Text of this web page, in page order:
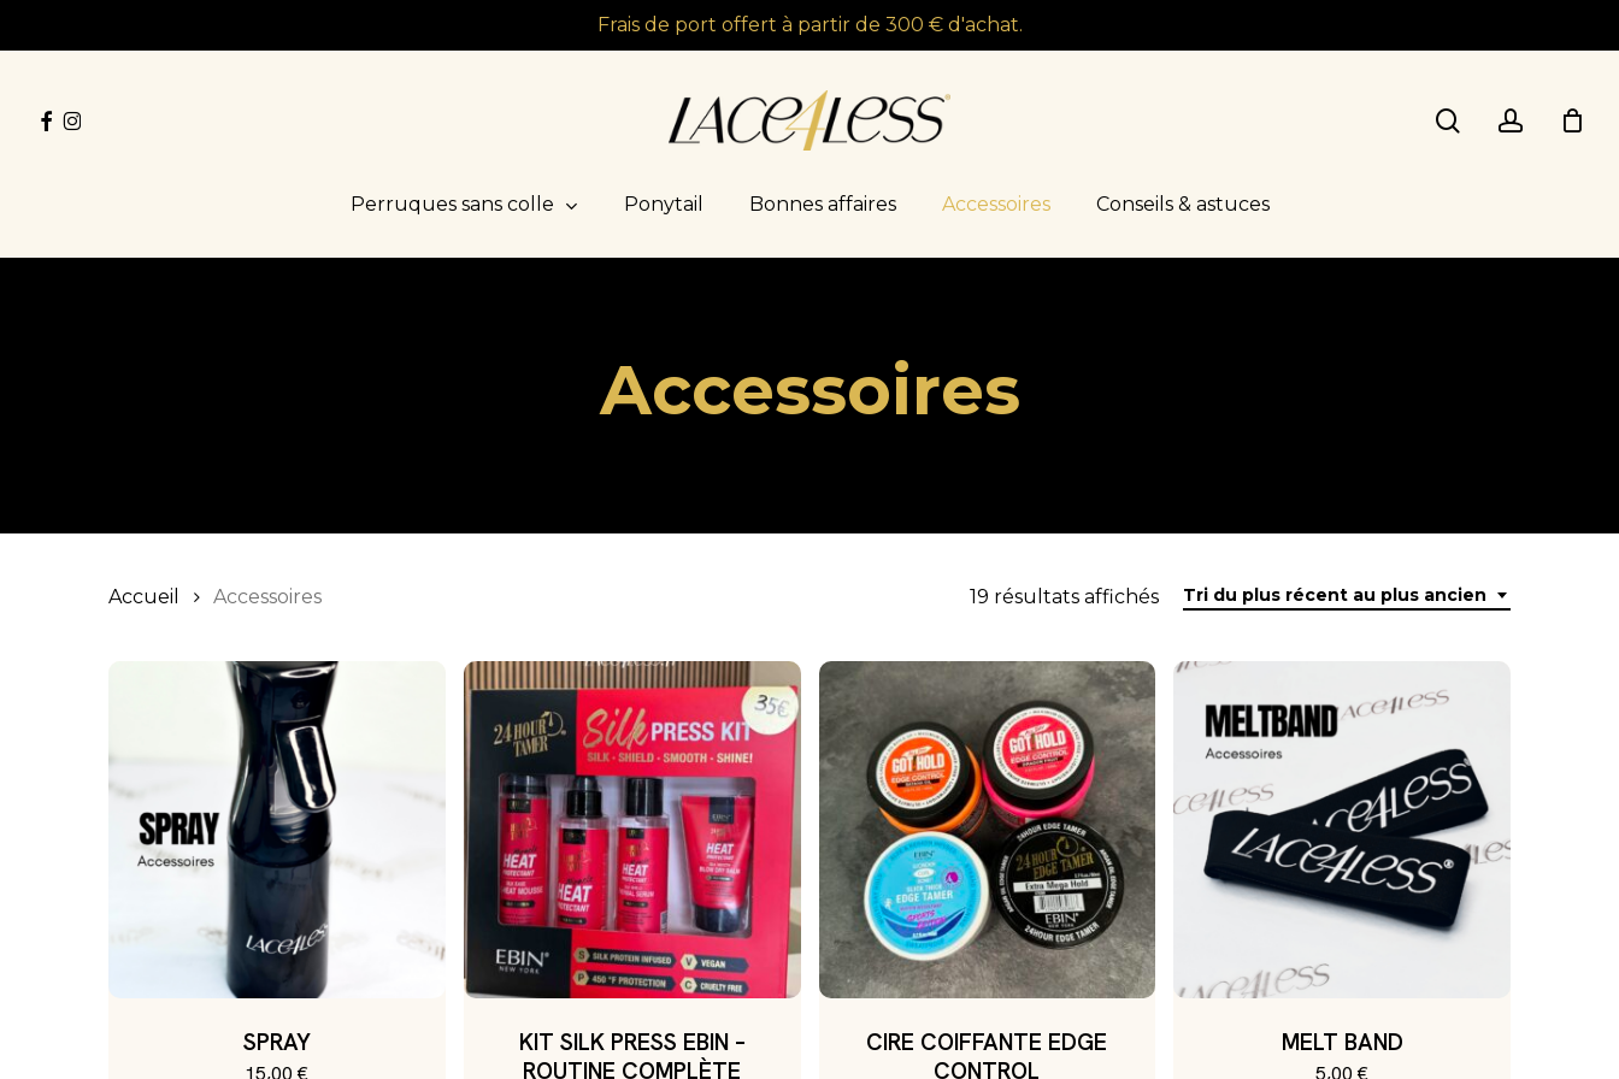
to
content
Frais de port offert à partir de 300 € d'achat.
facebook
instagram
Perruques sans colle Ponytail Bonnes affaires Accessoires Conseils & astuces
Accessoires
Tri du plus récent au plus ancien
19 résultats affichésTrié
récent
ancien
Accueil Accessoires
SPRAY
15,00€
KIT SILK PRESS EBIN –
ROUTINE COMPLÈTE
CIRE COIFFANTE EDGE
CONTROL
MELT BAND
5,00€